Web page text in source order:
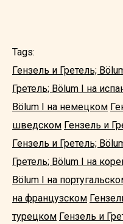
Tags:
Гензель и Гретель;
Гретель; Bölum I на
Bölum I на немецком
шведском Гензель и
Гензель и Гретель;
Гретель; Bölum I на
Bölum I на
на французском
турецком Гензель и